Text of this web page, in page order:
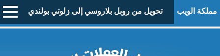
مملكة الويب تحويل من روبل بلاروسي إلى زلوتي بولندي